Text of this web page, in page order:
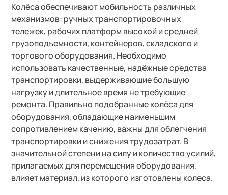
Колёса обеспечивают мобильность различных
механизмов: ручных транспортировочных
тележек, рабочих платформ высокой и средней
грузоподъемности, контейнеров, складского и
торгового оборудования. Необходимо
использовать качественные, надёжные средства
транспортировки, выдерживающие большую
нагрузку и длительное время не требующие
ремонта. Правильно подобранные колёса для
оборудования, обладающие наименьшим
сопротивлением качению, важны для облегчения
транспортировки и снижения трудозатрат. В
значительной степени на силу и количество усилий,
прилагаемых для перемещения оборудования,
влияет материал, из которого изготовлены колеса.